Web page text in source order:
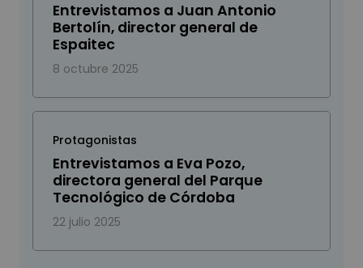
Entrevistamos a Juan Antonio
Bertolín, director general de
Espaitec
8 octubre 2025
Protagonistas
Entrevistamos a Eva Pozo,
directora general del Parque
Tecnológico de Córdoba
22 julio 2025